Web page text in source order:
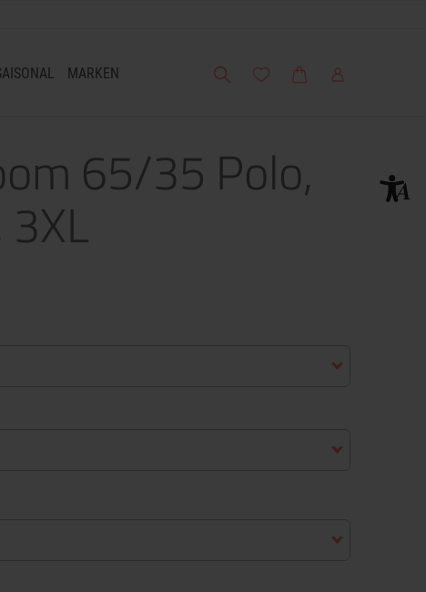
MARKEN Suche Meine Wunschliste
WarenkorbMein Account
65/35 Polo,